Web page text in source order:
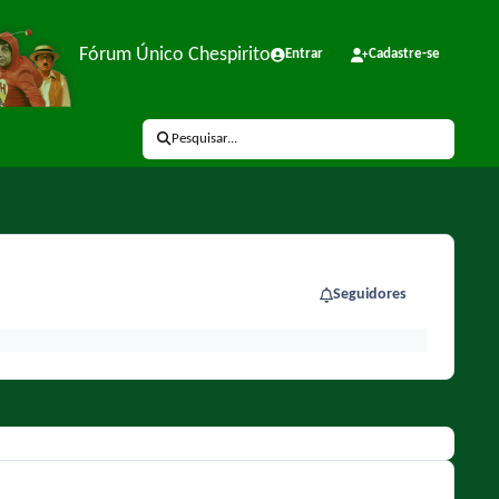
Fórum Único Chespirito Entrar Cadastre-se
Pesquisar...
Seguidores